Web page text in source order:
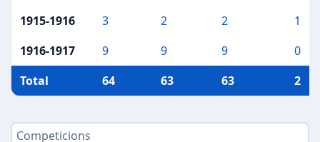
1915-1916
3 2 2
1
1916-1917
9 9 9
0
Total
64 63 63 2